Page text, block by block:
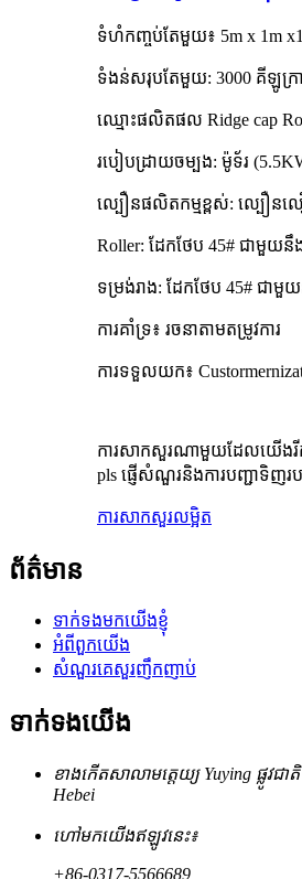
ទំហំកញ្ចប់តែមួយ៖ 5m x 1m
ទំងន់សរុបតែមួយ: 3000 គីឡូក្រ
ឈ្មោះផលិតផល Ridge cap
របៀបដ្រាយចម្បង: ម៉ូទ័រ
ល្បឿនផលិតកម្មខ្ពស់: ល្បឿនល
Roller: ដែកថែប 45# ជាមួយនឹង
ទម្រង់រាង: ដែកថែប 45# ជា
ការគាំទ្រ៖ រចនាតាមតម្រូវការ
ការទទួលយក៖
ការសាកសួរណាមួយដែលយើងរីក
pls ផ្ញើសំណួរនិងការបញ្ជាទិញរ
ការសាកសួរលម្អិត
ព័ត៌មាន
ទាក់ទងមកយើងខ្ញុំ
អំពីពួកយើង
សំណួរគេសួរញឹកញាប់
ទាក់ទង​យើង
ខាងកើតសាលាមត្តេយ្យ Yuying ផ្លូវជា
Hebei
ហៅមកយើងឥឡូវនេះ៖
+86-0317-5566689